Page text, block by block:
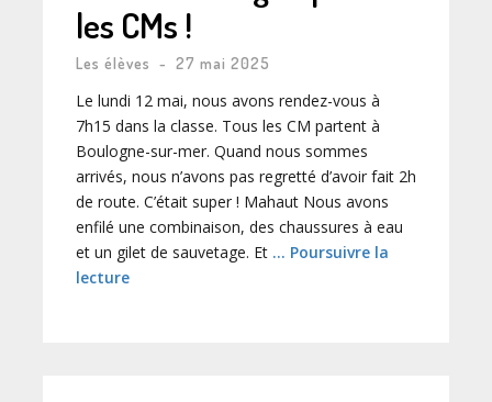
les CMs !
Les élèves - 27 mai 2025
Le lundi 12 mai, nous avons rendez-vous à
7h15 dans la classe. Tous les CM partent à
Boulogne-sur-mer. Quand nous sommes
arrivés, nous n’avons pas regretté d’avoir fait 2h
de route. C’était super ! Mahaut Nous avons
enfilé une combinaison, des chaussures à eau
et un gilet de sauvetage. Et … Poursuivre la
lecture